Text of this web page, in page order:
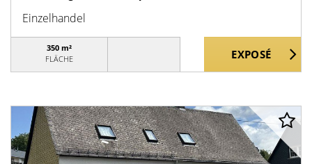
Einzelhandel
350 m²
FLÄCHE